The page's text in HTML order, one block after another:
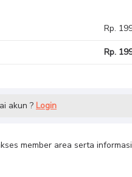
Rp.
Rp.
akun ? Login
member area serta informasi